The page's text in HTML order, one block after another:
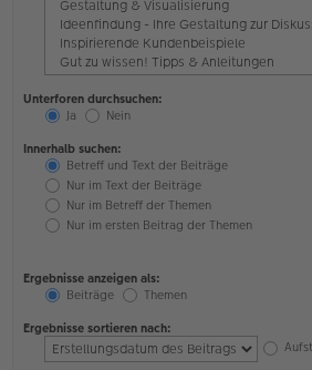
Unterforen durchsuchen:
Ja
Nein
Innerhalb suchen:
Betreff und Text der Beiträge
Nur im Text der Beiträge
Nur im Betreff der Themen
Nur im ersten Beitrag der Themen
Ergebnisse anzeigen als:
Beiträge
Themen
Ergebnisse sortieren nach: